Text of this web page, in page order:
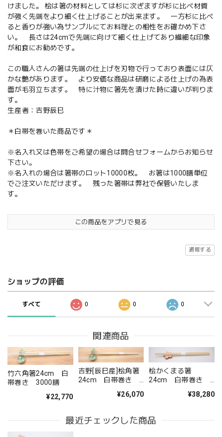
けました。 桧は箸の材料としては杉に次ぎますが杉に比べ材質
が強く先端をより細く仕上げることが出来ます。 一方杉に比べ
ると香りが強い為サンプルにてお料理との相性をお確かめ下さ
い。 長さは24cmで先端に向けて細く仕上げてあり繊細な印象
が和食にお勧めです。
この職人さんの箸は先端の仕上げを刃物で行っており表面には仄
かな艶があります。 より安価な商品は研磨による仕上げの為表
面が毛羽立ちます。 特に汁物に箸先を漬けた時に違いが判りま
す。
生産者：吉野辰巳
＊白帯を巻いた商品です＊
※名入れ又は色帯をご希望の場合は問合せフォームからお知らせ
下さい。
※名入れの場合は箸帯のロット10000枚。 お箸は1000膳単位
でご注文いただけます。 残った箸帯は弊社で保管いたしま
す。
この商品をアプリで見る
通報する
ショップの評価
すべて 0 0 0
関連商品
竹六角箸24cm 白
帯巻き 3000膳
¥22,770
吉野[辰巳産]桧角箸
24cm 白帯巻き
¥26,070
桧かくまる箸
24cm 白帯巻き
¥38,280
最近チェックした商品